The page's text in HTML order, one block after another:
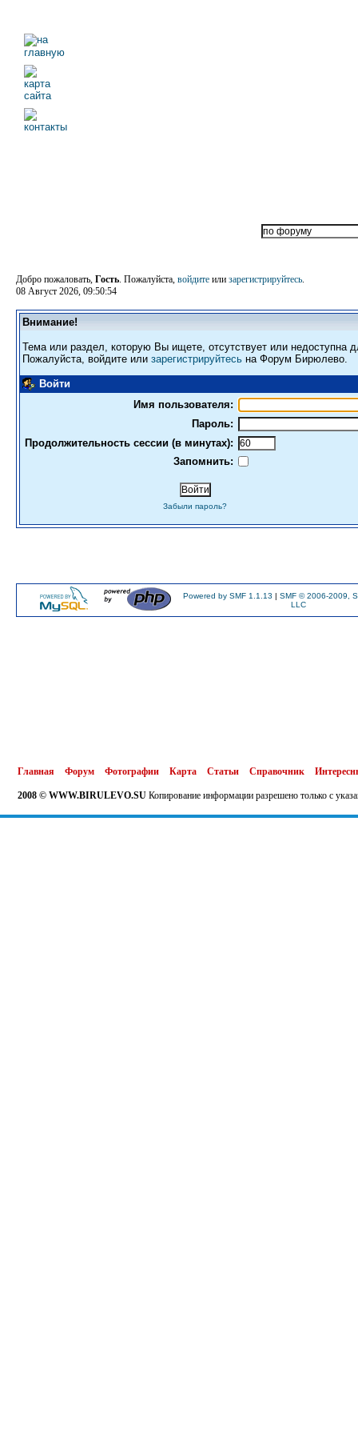
Добро пожаловать, Гость. Пожалуйста, войдите или зарегистрируйтесь.
08 Август 2026, 09:50:54
Внимание!
Тема или раздел, которую Вы ищете, отсутствует или недоступна
Пожалуйста, войдите или зарегистрируйтесь на Форум Бирюлево.
Войти
Имя пользователя:
Пароль:
Продолжительность сессии (в минутах):
Запомнить:
Забыли пароль?
Powered by SMF 1.1.13 | SMF © 2006-2009,
LLC
Главная Форум Фотографии Карта Статьи Справочник
2008 © WWW.BIRULEVO.SU Копирование информации разрешено только с